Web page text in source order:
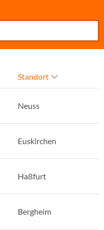
Standort
Neuss
Euskirchen
Haßfurt
Bergheim